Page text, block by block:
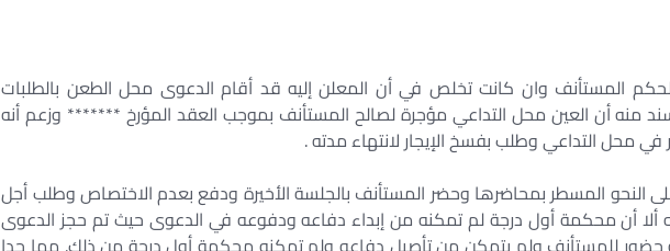
الحكم المستأنف وان كانت تخلص في أن المعلن إليه قد أقام الدعوى محل الطعن بالطلبات
منه أن العين محل التداعي مؤجرة لصالح المستأنف بموجب العقد المؤرخ ******* وزعم أنه
في محل التداعي وطلب بفسخ الإيجار لانتهاء مدته .
النحو المسطر بمحاضرها وحضر المستأنف بالجلسة الأخيرة ودفع بعدم الاختصاص وطلب أجل
ألا أن محكمة أول درجة لم تمكنه من إبداء دفاعه ودفوعه في الدعوى حيث تم حجز الدعوى